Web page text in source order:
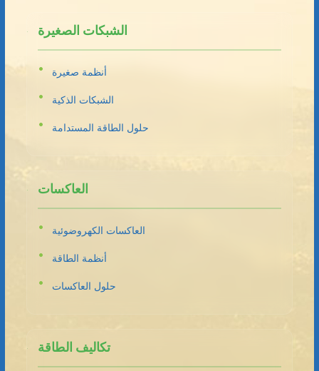
الشبكات الصغيرة
أنظمة صغيرة
الشبكات الذكية
حلول الطاقة المستدامة
العاكسات
العاكسات الكهروضوئية
أنظمة الطاقة
حلول العاكسات
تكاليف الطاقة